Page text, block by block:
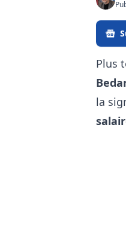
Plus
la